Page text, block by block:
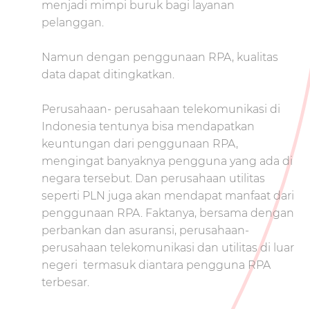
menjadi mimpi buruk bagi layanan
pelanggan.
Namun dengan penggunaan RPA, kualitas
data dapat ditingkatkan.
Perusahaan- perusahaan telekomunikasi di
Indonesia tentunya bisa mendapatkan
keuntungan dari penggunaan RPA,
mengingat banyaknya pengguna yang ada di
negara tersebut. Dan perusahaan utilitas
seperti PLN juga akan mendapat manfaat dari
penggunaan RPA. Faktanya, bersama dengan
perbankan dan asuransi, perusahaan-
perusahaan telekomunikasi dan utilitas di luar
negeri termasuk diantara pengguna RPA
terbesar.